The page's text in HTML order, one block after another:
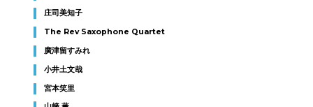
庄司美知子
The Rev Saxophone Quartet
廣津留すみれ
小井土文哉
宮本笑里